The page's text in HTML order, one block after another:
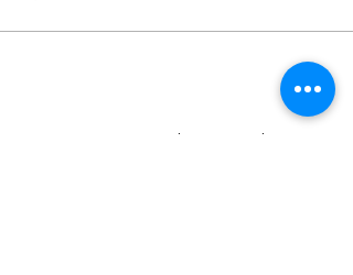
Diese Veranstaltung teilen